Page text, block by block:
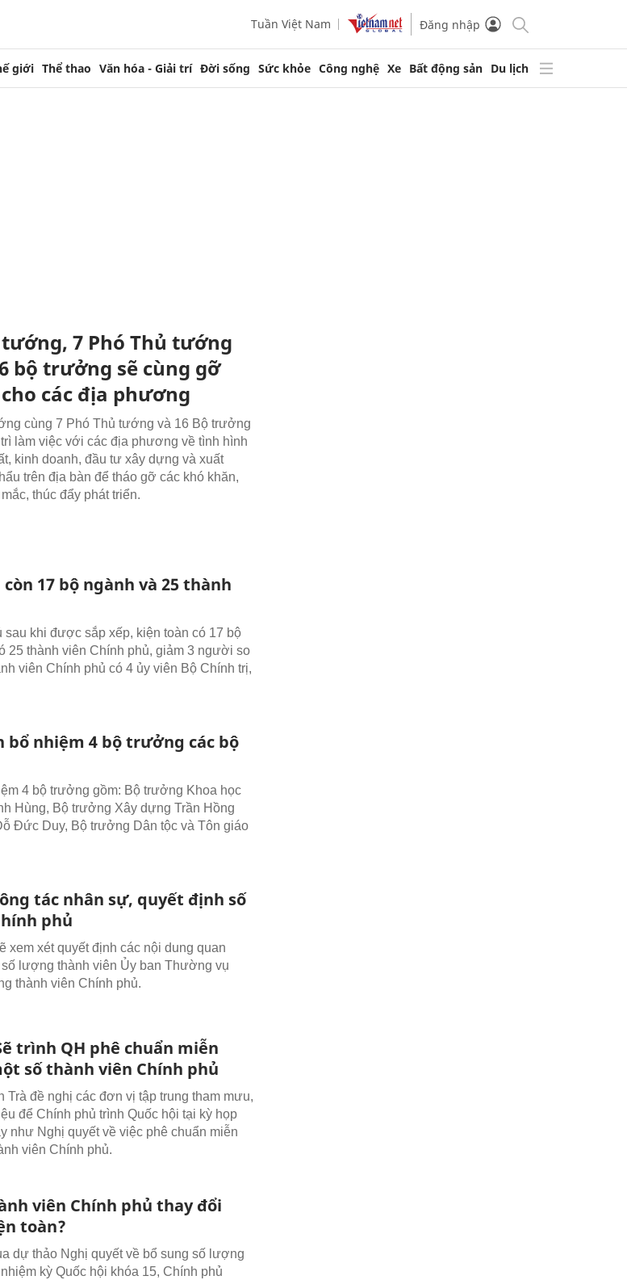
Tuần Việt Nam Đăng nhập
giới Thể thao Văn hóa - Giải trí Đời sống Sức khỏe Công nghệ Xe Bất động sản Du lịch
7 Phó Thủ tướng
bộ trưởng sẽ cùng gỡ
các địa phương
cùng 7 Phó Thủ tướng và 16 Bộ trưởng
làm việc với các địa phương về tình hình
kinh doanh, đầu tư xây dựng và xuất
trên địa bàn để tháo gỡ các khó khăn,
thúc đẩy phát triển.
17 bộ ngành và 25 thành
khi được sắp xếp, kiện toàn có 17 bộ
25 thành viên Chính phủ, giảm 3 người so
viên Chính phủ có 4 ủy viên Bộ Chính trị,
bổ nhiệm 4 bộ trưởng các bộ
4 bộ trưởng gồm: Bộ trưởng Khoa học
Hùng, Bộ trưởng Xây dựng Trần Hồng
Đức Duy, Bộ trưởng Dân tộc và Tôn giáo
tác nhân sự, quyết định số
phủ
xem xét quyết định các nội dung quan
lượng thành viên Ủy ban Thường vụ
thành viên Chính phủ.
trình QH phê chuẩn miễn
số thành viên Chính phủ
Trà đề nghị các đơn vị tập trung tham mưu,
để Chính phủ trình Quốc hội tại kỳ họp
như Nghị quyết về việc phê chuẩn miễn
viên Chính phủ.
viên Chính phủ thay đổi
toàn?
dự thảo Nghị quyết về bổ sung số lượng
kỳ Quốc hội khóa 15, Chính phủ